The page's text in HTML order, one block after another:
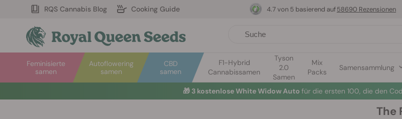
RQS Cannabis Blog Cooking Guide
Autoflowering
samen
Feminisierte
samen
CBD
samen
F1-Hybrid
Cannabissamen
Tyson
2.0
Samen
Mix
Packs
Samensammlung
4.7 von 5 basierend auf58690 Rezensionen
🎁 3 kostenlose White Widow Auto für die ersten 100, die den
The